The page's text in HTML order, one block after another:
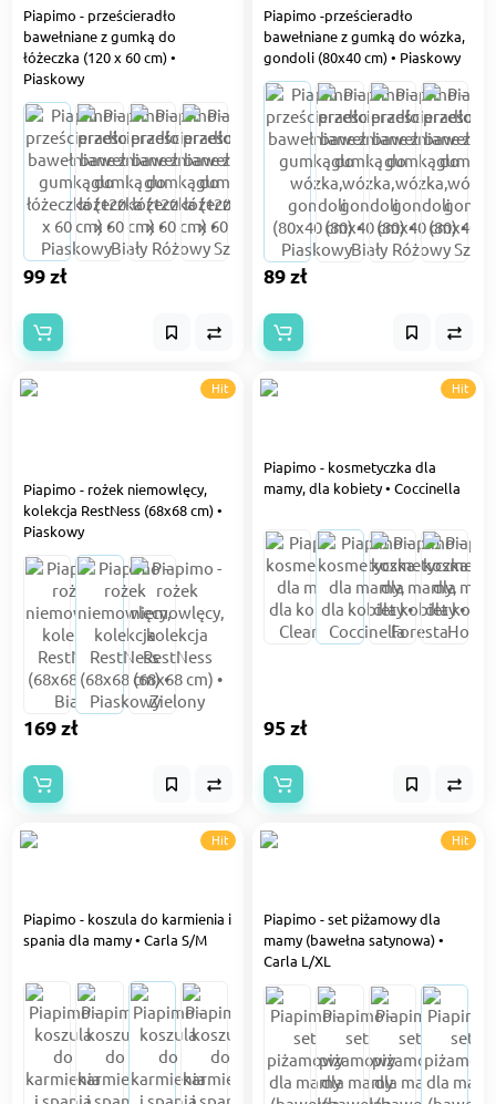
Piapimo - prześcieradło
bawełniane z gumką do
łóżeczka (120 х 60 cm) •
Piaskowy
99 zł
Piapimo -prześcieradło
bawełniane z gumką do wózka,
gondoli (80x40 cm) • Piaskowy
89 zł
Hit
Piapimo - rożek niemowlęcy,
kolekcja RestNess (68x68 cm) •
Piaskowy
169 zł
Hit
Piapimo - kosmetyczka dla
mamy, dla kobiety • Coccinella
95 zł
Hit
Piapimo - koszula do karmienia i
spania dla mamy • Carla S/M
Hit
Piapimo - set piżamowy dla
mamy (bawełna satynowa) •
Carla L/XL